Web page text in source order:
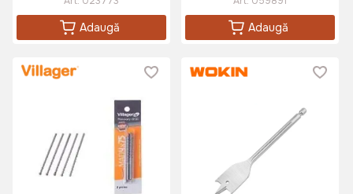
Adaugă Adaugă